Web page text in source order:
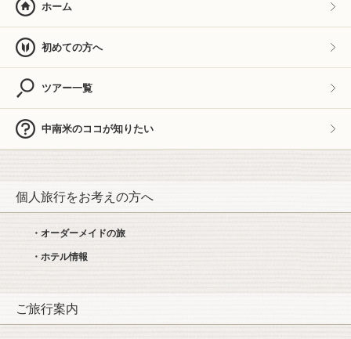
ホーム
初めての方へ
ツアー一覧
中南米のココが知りたい
個人旅行をお考えの方へ
・オーダーメイドの旅
・ホテル情報
ご旅行案内